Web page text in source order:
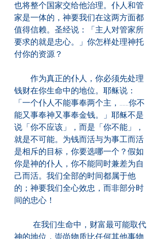
也将整个国家交给他治理。仆人和管
家是一体的，神要我们在这两方面都
值得信赖。圣经说：「主人对管家所
要求的就是忠心。」你怎样处理神托
付你的资源？
作为真正的仆人，你必须先处理
钱财在你生命中的地位。耶稣说：
「一个仆人不能事奉两个主，......你不
能又事奉神又事奉金钱。」耶稣不是
说「你不应该」，而是「你不能」，
就是不可能。为钱而活与为事工而活
是相斥的目标，你要选哪一个？假如
你是神的仆人，你不能同时兼差为自
己而活。我们全部的时间都属于他
的；神要我们全心效忠，而非部分时
间的忠心！
在我们生命中，财富最可能取代
神的地位，崇尚物质比任何其他事物